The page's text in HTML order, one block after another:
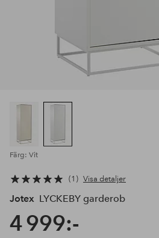
Färg: Vit
1 Visa detaljer
Jotex LYCKEBY garderob
4 999:-